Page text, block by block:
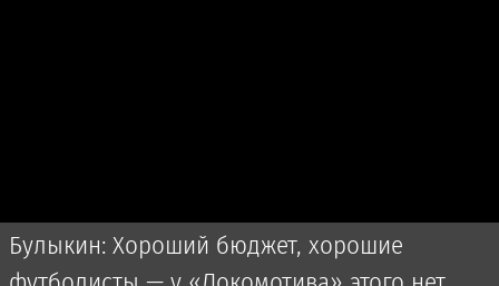
Булыкин: Хороший бюджет, хорошие